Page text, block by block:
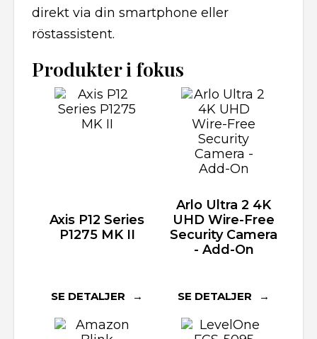
direkt via din smartphone eller
röstassistent.
Produkter i fokus
Axis P12 Series
P1275 MK II
SE DETALJER
Arlo Ultra 2 4K
UHD Wire-Free
Security Camera
- Add-On
SE DETALJER